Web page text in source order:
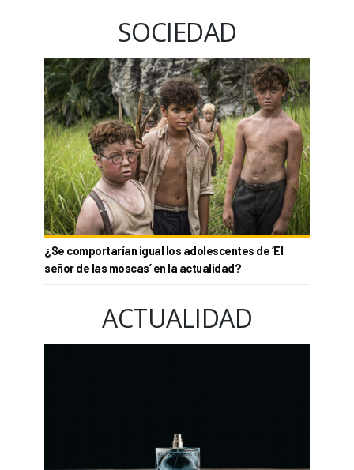
SOCIEDAD
¿Se comportarían igual los adolescentes de ‘El
señor de las moscas’ en la actualidad?
ACTUALIDAD